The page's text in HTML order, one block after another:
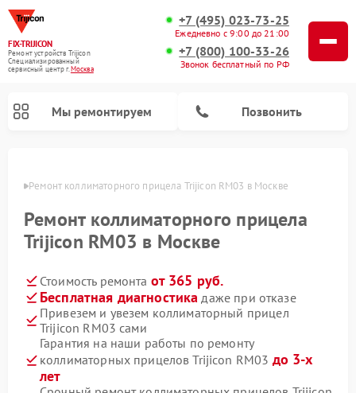
FIX-TRIJICON
Ремонт устройств Trijicon
Специализированный
cервисный центр г.Москва
+7 (495) 023-73-25
Ежедневно с 9:00 до 21:00
+7 (800) 100-33-26
Звонок бесплатный по РФ
Мы ремонтируем Позвонить
Ремонт коллиматорного прицела Trijicon RM03 в Москве
Ремонт коллиматорного прицела
Trijicon RM03 в Москве
Стоимость ремонта от 365 руб.
Бесплатная диагностика даже при отказе
Привезем и увезем коллиматорный прицел
Trijicon RM03 сами
Гарантия на наши работы по ремонту
коллиматорных прицелов Trijicon RM03 до 3-х
лет